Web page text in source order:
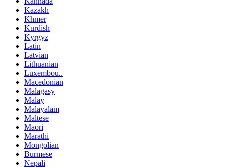
Kazakh
Khmer
Kurdish
Kyrgyz
Latin
Latvian
Lithuanian
Luxembou..
Macedonian
Malagasy
Malay
Malayalam
Maltese
Maori
Marathi
Mongolian
Burmese
Nepali